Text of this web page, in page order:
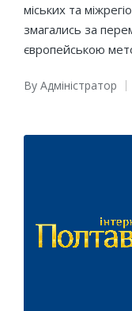
міських та
змагались за
європейською
Posted
By Адміністратор